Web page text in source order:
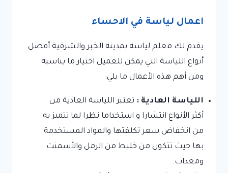
اعمال لياسة في الاحساء
يقدم لك معلم لياسة بمدينة الخبر والشرقية أفضل
أنواع اللياسة التي يمكن للعميل اختيار ما يناسبه
ومن أهم هذه الأعمال ما يلي:
اللياسة العادية : تعتبر اللياسة العادية من
أكثر الأنواع انتشارا و استخداما نظرا لما تتميز به
من انخفاض سعر تكلفتها والمواد المستخدمة
بها حيث تتكون من خليط من الرمل والأسمنت
ومعدات.